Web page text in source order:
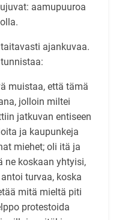
aamupuuroa
ajankuvaa.
muistaa, että tämä
jolloin miltei
jatkuvan entiseen
ja kaupunkeja
miehet; oli itä ja
ne koskaan yhtyisi,
turvaa, koska
mitä mieltä piti
protestoida